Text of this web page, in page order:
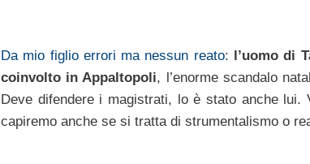
Da mio figlio errori ma nessun reato: l’uomo di
coinvolto in Appaltopoli, l’enorme scandalo
Deve difendere i magistrati, lo è stato anche
capiremo anche se si tratta di strumentalismo o